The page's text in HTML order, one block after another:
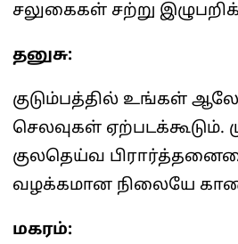
சலுகைகள் சற்று
தனுசு:
குடும்பத்தில் உங்கள்
செலவுகள் ஏற்படக்கூடும்.
குலதெய்வ
வழக்கமான நிலையே
மகரம்: